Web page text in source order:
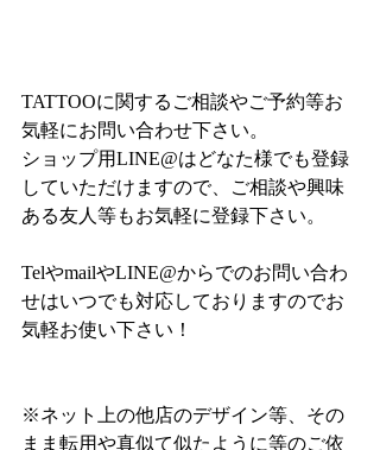
TATTOOに関するご相談やご予約等お
気軽にお問い合わせ下さい。
ショップ用LINE@はどなた様でも登録
していただけますので、ご相談や興味
ある友人等もお気軽に登録下さい。
TelやmailやLINE@からでのお問い合わ
せはいつでも対応しておりますのでお
気軽お使い下さい！
※ネット上の他店のデザイン等、その
まま転用や真似て似たように等のご依